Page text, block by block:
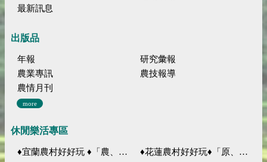
最新訊息
出版品
年報
研究彙報
農業專訊
農技報導
農情月刊
more
休閒樂活專區
♦宜蘭農村好好玩 ♦「農、藝、山、水」四條遊程推薦 ♦花蓮農村好好玩♦「原、生、慢、活」四條遊程推薦